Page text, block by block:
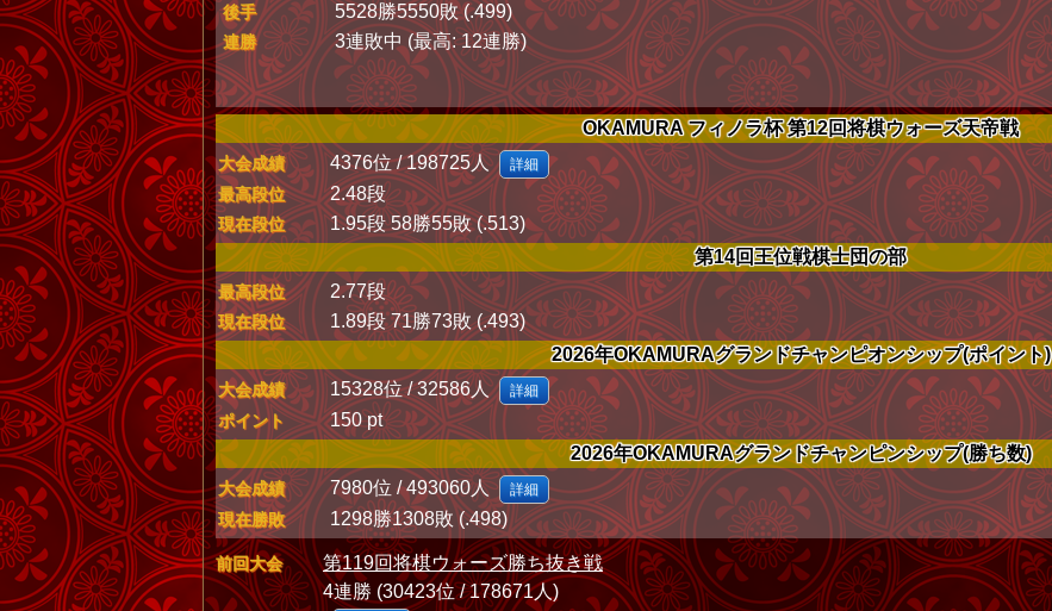
後手 5528勝5550敗 (.499)
連勝 3連敗中 (最高: 12連勝)
OKAMURA フィノラ杯 第12回将棋ウォーズ天帝戦
大会成績 4376位 / 198725人 詳細
最高段位 2.48段
現在段位
1.95段 58勝55敗 (.513)
第14回王位戦棋士団の部
最高段位 2.77段
現在段位
1.89段 71勝73敗 (.493)
2026年OKAMURAグランドチャンピオンシップ(ポイント)
大会成績 15328位 / 32586人 詳細
ポイント
150 pt
2026年OKAMURAグランドチャンピンシップ(勝ち数)
大会成績 7980位 / 493060人 詳細
現在勝敗 1298勝1308敗 (.498)
前回大会
第119回将棋ウォーズ勝ち抜き戦
4連勝 (30423位 / 178671人)